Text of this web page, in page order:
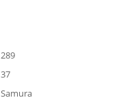
289
37
Samura